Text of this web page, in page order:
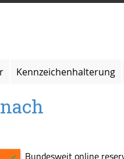
Kennzeichenhalterung